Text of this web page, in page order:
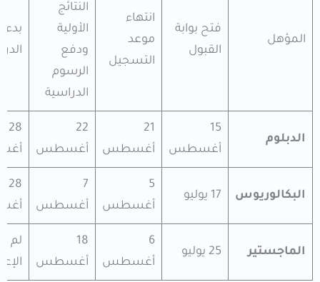
المؤهل
فتح بوابة
القبول
انتهاء
موعد
التسجيل
النتائج
الأولية
ودفع
الرسوم
الدراسية
بدء
الدبلوم
15
أغسطس
21
أغسطس
22
أغسطس
28
البكالوريوس 17 يوليو
5
أغسطس
7
أغسطس
28
الماجستير 25 يوليو
6
أغسطس
18
أغسطس
لم